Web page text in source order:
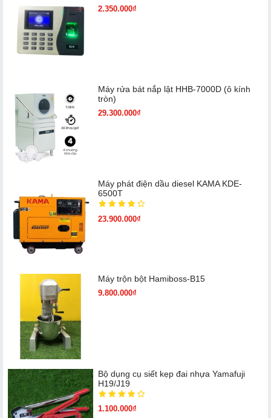
2.350.000₫
Máy rửa bát nắp lật HHB-7000D (ô kính
tròn)
29.300.000₫
Máy phát điện dầu diesel KAMA KDE-
6500T
23.900.000₫
Máy trộn bột Hamiboss-B15
9.800.000₫
Bộ dụng cụ siết kẹp đai nhựa Yamafuji
H19/J19
1.100.000₫